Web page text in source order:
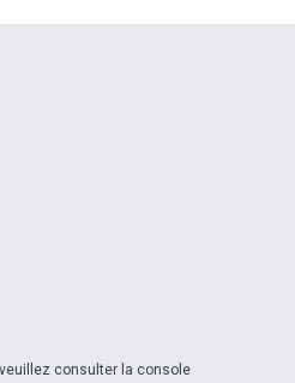
consulter la console